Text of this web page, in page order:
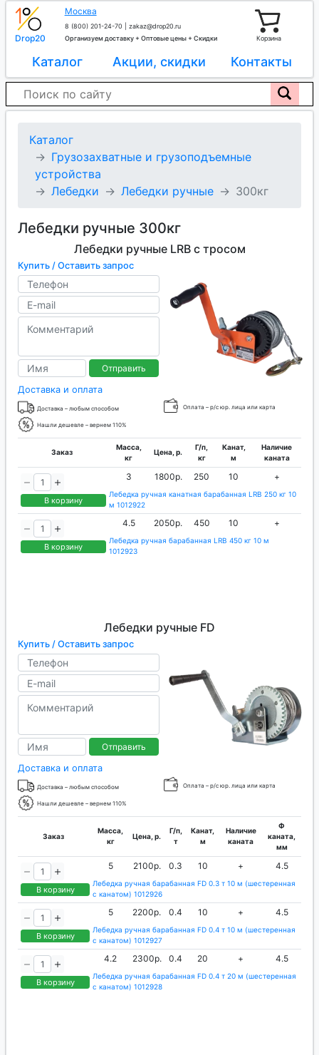
Drop20
Москва
8 (800) 201-24-70
zakaz@drop20.ru
Организуем доставку + Оптовые цены + Скидки
Корзина
Каталог Акции, скидки Контакты
Каталог
Грузозахватные и грузоподъемные
устройства
Лебедки
Лебедки ручные 300кг
Лебедки ручные 300кг
Лебедки ручные LRB с тросом
Купить / Оставить запрос
Отправить
Доставка и оплата
Доставка – любым способом Оплата – р/с юр. лица или карта
Нашли дешевле – вернем 110%
Заказ
Масса,
кг
Цена, р.
Г/п,
кг
Канат,
м
Наличие
каната
В корзину
3 1800р. 250 10 +
Лебедка ручная канатная барабанная LRB 250 кг 10
м 1012922
В корзину
4.5 2050р. 450 10 +
Лебедка ручная барабанная LRB 450 кг 10 м
1012923
Лебедки ручные FD
Купить / Оставить запрос
Отправить
Доставка и оплата
Доставка – любым способом Оплата – р/с юр. лица или карта
Нашли дешевле – вернем 110%
Заказ
Масса,
кг
Цена, р.
Г/п,
т
Канат,
м
Наличие
каната
Ф
каната,
мм
В корзину
5 2100р. 0.3 10 + 4.5
Лебедка ручная барабанная FD 0.3 т 10 м (шестеренная
с канатом) 1012926
В корзину
5 2200р. 0.4 10 + 4.5
Лебедка ручная барабанная FD 0.4 т 10 м (шестеренная
с канатом) 1012927
В корзину
4.2 2300р. 0.4 20 + 4.5
Лебедка ручная барабанная FD 0.4 т 20 м (шестеренная
с канатом) 1012928